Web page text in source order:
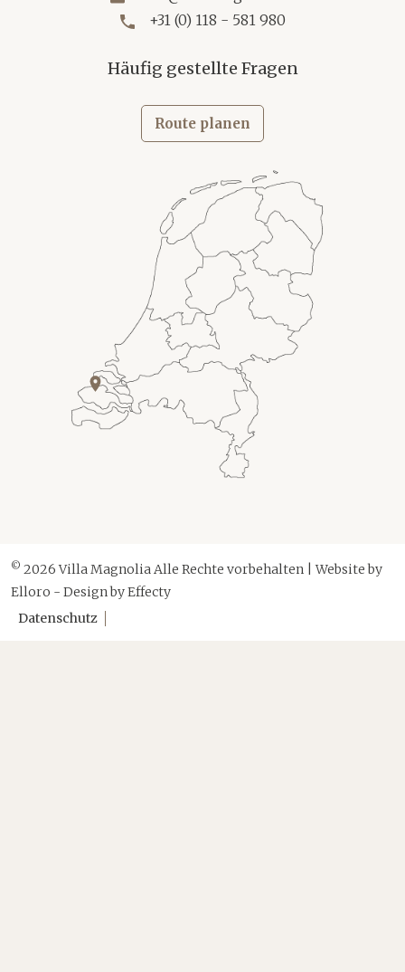
+31 (0) 118 - 581 980
Häufig gestellte Fragen
Route planen
© 2026 Villa Magnolia Alle Rechte vorbehalten | Website by
Elloro - Design byEffecty
Datenschutz